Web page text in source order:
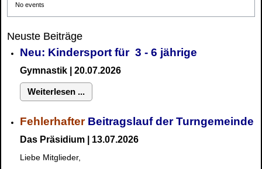
No events
Neuste Beiträge
Neu: Kindersport für 3 - 6 jährige
Gymnastik | 20.07.2026
Weiterlesen ...
FehlerhafterBeitragslauf der Turngemeinde
Das Präsidium | 13.07.2026
Liebe Mitglieder,